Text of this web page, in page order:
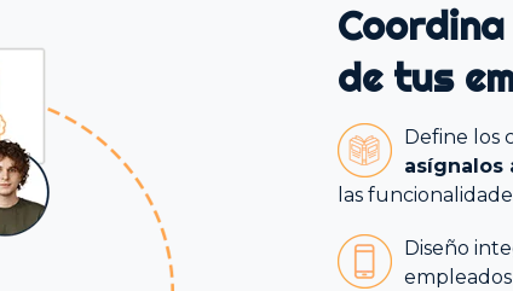
de tus
Define los
asígnalos
las
Diseño